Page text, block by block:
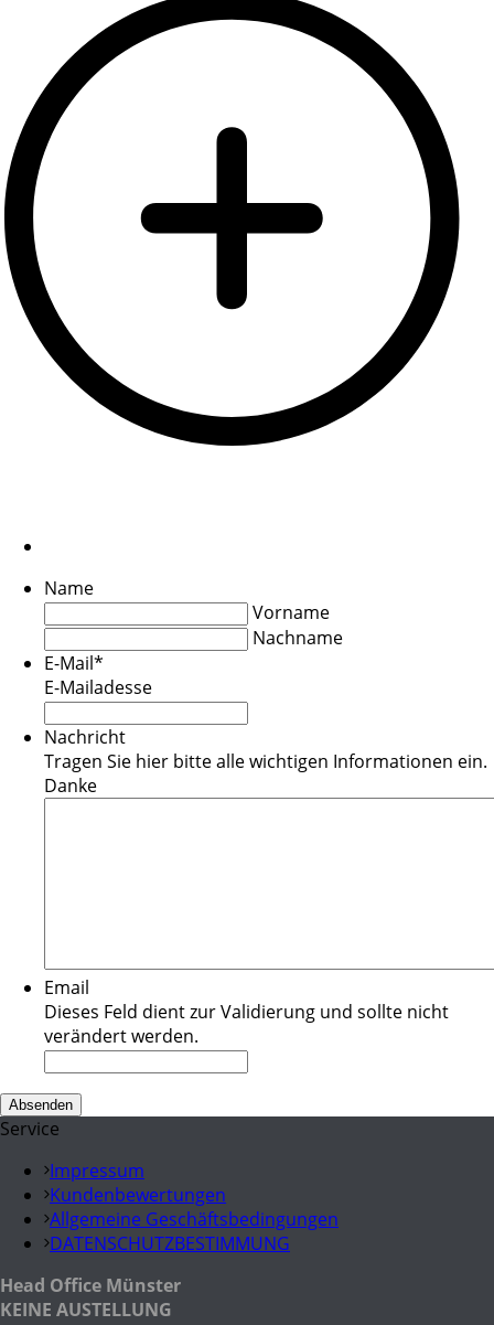
Name
Vorname
Nachname
E-Mail*
E-Mailadesse
Nachricht
Tragen Sie hier bitte alle wichtigen Informationen ein.
Danke
Email
Dieses Feld dient zur Validierung und sollte nicht
verändert werden.
Service
Impressum
Kundenbewertungen
Allgemeine Geschäftsbedingungen
DATENSCHUTZBESTIMMUNG
Head Office Münster
KEINE AUSTELLUNG